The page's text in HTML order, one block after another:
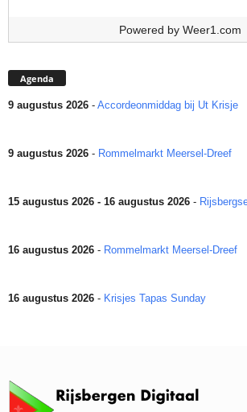
Powered by Weer1.com
Agenda
9 augustus 2026 - Accordeonmiddag bij Ut Krisje
9 augustus 2026 - Rommelmarkt Meersel-Dreef
15 augustus 2026 - 16 augustus 2026 -
16 augustus 2026 - Rommelmarkt Meersel-Dreef
16 augustus 2026 - Krisjes Tapas Sunday